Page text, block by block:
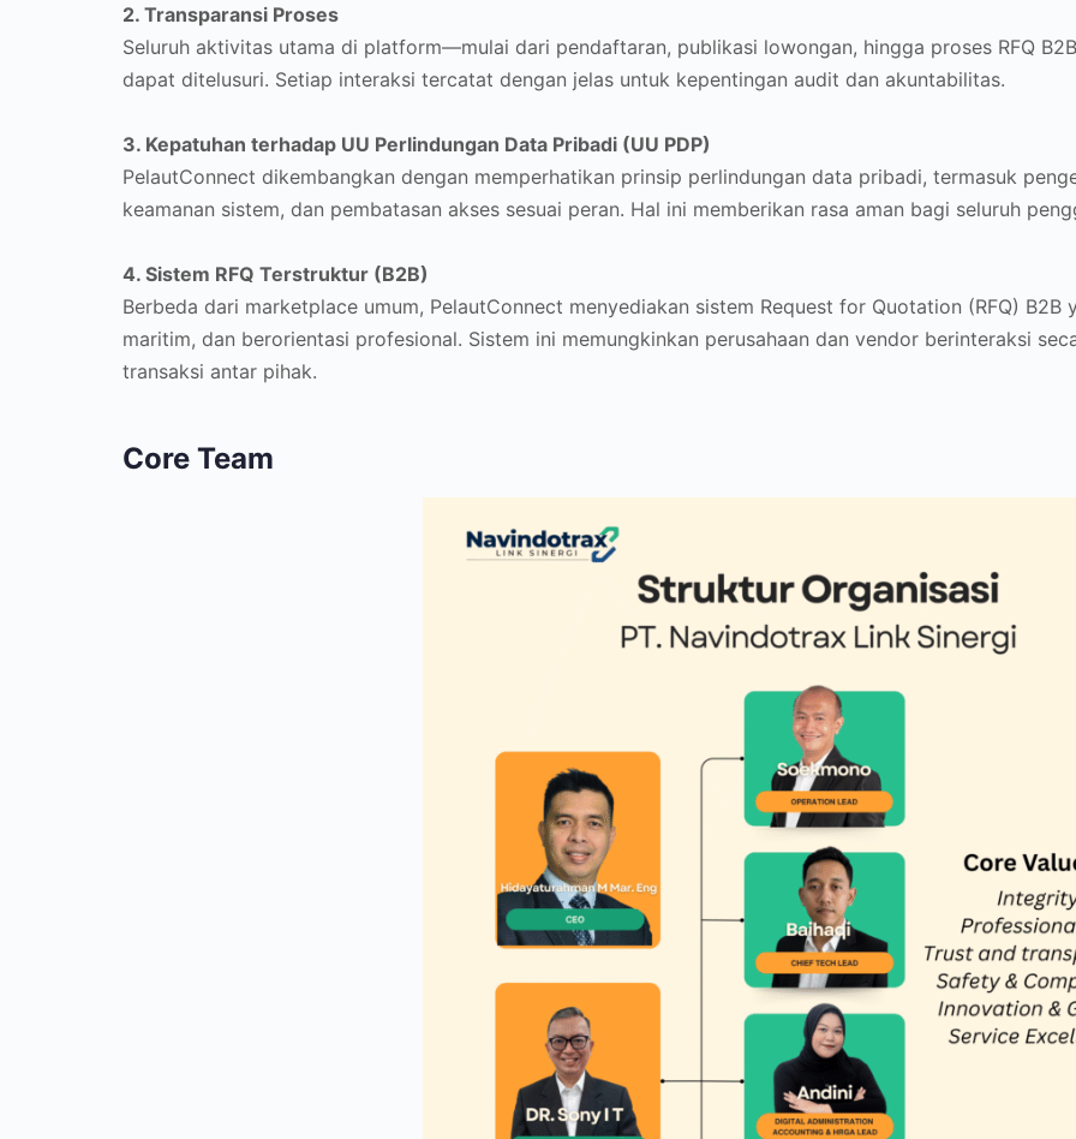
2. Transparansi Proses
Seluruh aktivitas utama di platform—mulai dari pendaftaran, publikasi lowongan, hingga proses RFQ
dapat ditelusuri. Setiap interaksi tercatat dengan jelas untuk kepentingan audit dan akuntabilitas.
3. Kepatuhan terhadap UU Perlindungan Data Pribadi (UU PDP)
PelautConnect dikembangkan dengan memperhatikan prinsip perlindungan data pribadi, termasuk
keamanan sistem, dan pembatasan akses sesuai peran. Hal ini memberikan rasa aman bagi seluruh
4. Sistem RFQ Terstruktur (B2B)
Berbeda dari marketplace umum, PelautConnect menyediakan sistem Request for Quotation (RFQ)
maritim, dan berorientasi profesional. Sistem ini memungkinkan perusahaan dan vendor berinteraksi
transaksi antar pihak.
Core Team